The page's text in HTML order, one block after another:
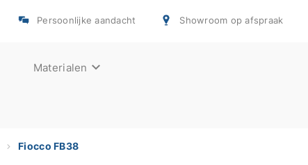
Persoonlijke aandacht Showroom op afspraak
Materialen
Fiocco FB38